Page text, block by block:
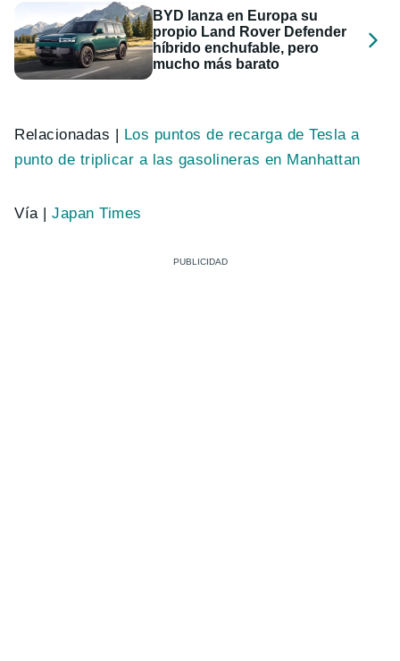
BYD lanza en Europa su
propio Land Rover Defender
híbrido enchufable, pero
mucho más barato
Relacionadas | Los puntos de recarga de Tesla a
punto de triplicar a las gasolineras en Manhattan
Vía |Japan Times